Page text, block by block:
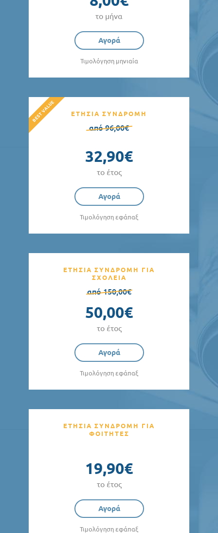
το μήνα
Αγορά
Τιμολόγηση μηνιαία
ΕΤΗΣΙΑ ΣΥΝΔΡΟΜΗ
από 96,00€
32,90€
το έτος
Αγορά
Τιμολόγηση εφάπαξ
ΕΤΗΣΙΑ ΣΥΝΔΡΟΜΗ ΓΙΑ
ΣΧΟΛΕΙΑ
από 150,00€
50,00€
το έτος
Αγορά
Τιμολόγηση εφάπαξ
ΕΤΗΣΙΑ ΣΥΝΔΡΟΜΗ ΓΙΑ
ΦΟΙΤΗΤΕΣ
19,90€
το έτος
Αγορά
Τιμολόγηση εφάπαξ